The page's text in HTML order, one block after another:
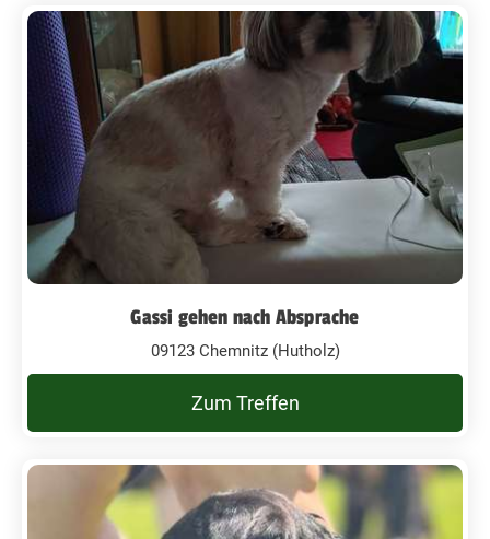
Gassi gehen nach Absprache
09123 Chemnitz (Hutholz)
Zum Treffen